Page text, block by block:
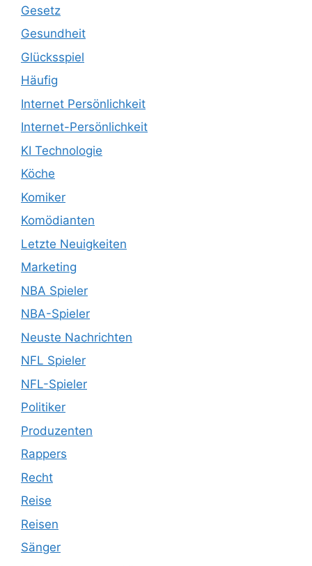
Gesetz
Gesundheit
Glücksspiel
Häufig
Internet Persönlichkeit
Internet-Persönlichkeit
KI Technologie
Köche
Komiker
Komödianten
Letzte Neuigkeiten
Marketing
NBA Spieler
NBA-Spieler
Neuste Nachrichten
NFL Spieler
NFL-Spieler
Politiker
Produzenten
Rappers
Recht
Reise
Reisen
Sänger